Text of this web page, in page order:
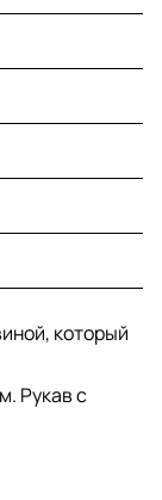
который
Рукав с